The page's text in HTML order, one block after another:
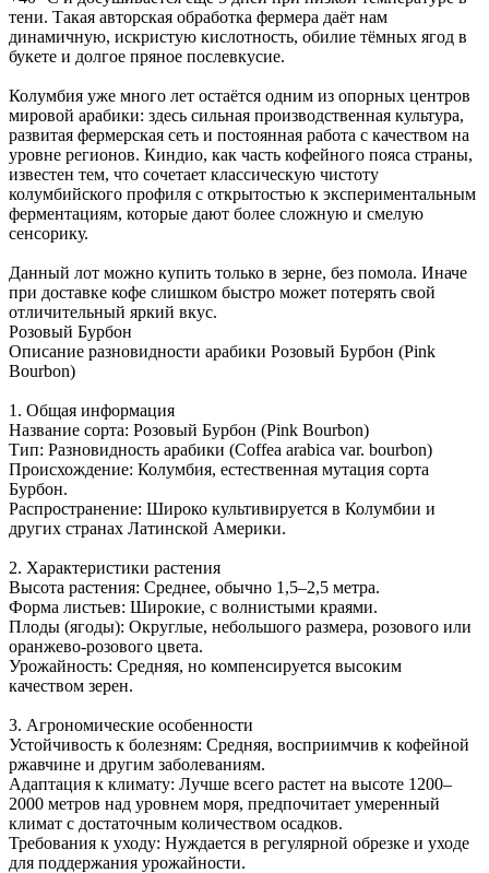
тени. Такая авторская обработка фермера даёт нам
динамичную, искристую кислотность, обилие тёмных ягод в
букете и долгое пряное послевкусие.
Колумбия уже много лет остаётся одним из опорных центров
мировой арабики: здесь сильная производственная культура,
развитая фермерская сеть и постоянная работа с качеством на
уровне регионов. Киндио, как часть кофейного пояса страны,
известен тем, что сочетает классическую чистоту
колумбийского профиля с открытостью к экспериментальным
ферментациям, которые дают более сложную и смелую
сенсорику.
Данный лот можно купить только в зерне, без помола. Иначе
при доставке кофе слишком быстро может потерять свой
отличительный яркий вкус.
Розовый Бурбон
Описание разновидности арабики Розовый Бурбон (Pink
Bourbon)
1. Общая информация
Название сорта: Розовый Бурбон (Pink Bourbon)
Тип: Разновидность арабики (Coffea arabica var. bourbon)
Проиcхождение: Колумбия, естественная мутация сорта
Бурбон.
Распространение: Широко культивируется в Колумбии и
других странах Латинской Америки.
2. Характеристики растения
Высота растения: Среднее, обычно 1,5–2,5 метра.
Форма листьев: Широкие, с волнистыми краями.
Плоды (ягоды): Округлые, небольшого размера, розового или
оранжево-розового цвета.
Урожайность: Средняя, но компенсируется высоким
качеством зерен.
3. Агрономические особенности
Устойчивость к болезням: Средняя, восприимчив к кофейной
ржавчине и другим заболеваниям.
Адаптация к климату: Лучше всего растет на высоте 1200–
2000 метров над уровнем моря, предпочитает умеренный
климат с достаточным количеством осадков.
Требования к уходу: Нуждается в регулярной обрезке и уходе
для поддержания урожайности.